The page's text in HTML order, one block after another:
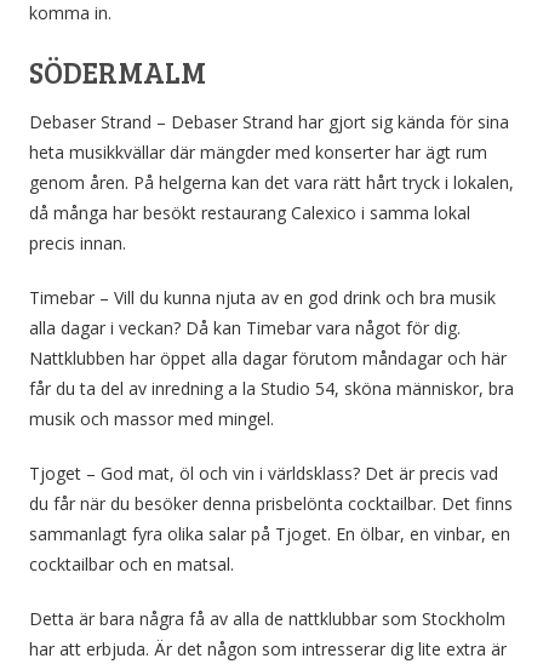
komma in.
SÖDERMALM
Debaser Strand – Debaser Strand har gjort sig kända för sina
heta musikkvällar där mängder med konserter har ägt rum
genom åren. På helgerna kan det vara rätt hårt tryck i lokalen,
då många har besökt restaurang Calexico i samma lokal
precis innan.
Timebar – Vill du kunna njuta av en god drink och bra musik
alla dagar i veckan? Då kan Timebar vara något för dig.
Nattklubben har öppet alla dagar förutom måndagar och här
får du ta del av inredning a la Studio 54, sköna människor, bra
musik och massor med mingel.
Tjoget – God mat, öl och vin i världsklass? Det är precis vad
du får när du besöker denna prisbelönta cocktailbar. Det finns
sammanlagt fyra olika salar på Tjoget. En ölbar, en vinbar, en
cocktailbar och en matsal.
Detta är bara några få av alla de nattklubbar som Stockholm
har att erbjuda. Är det någon som intresserar dig lite extra är